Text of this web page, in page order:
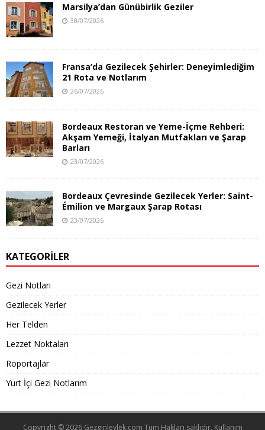
Marsilya’dan Günübirlik Geziler
30/07/2026
Fransa’da Gezilecek Şehirler: Deneyimlediğim
21 Rota ve Notlarım
26/07/2026
Bordeaux Restoran ve Yeme-İçme Rehberi:
Akşam Yemeği, İtalyan Mutfakları ve Şarap
Barları
23/07/2026
Bordeaux Çevresinde Gezilecek Yerler: Saint-
Émilion ve Margaux Şarap Rotası
23/07/2026
KATEGORILER
Gezi Notları
Gezilecek Yerler
Her Telden
Lezzet Noktaları
Röportajlar
Yurt İçi Gezi Notlarım
Copyright © 2026 Gezginleylek.com Tüm Hakları saklıdır. Kullanım